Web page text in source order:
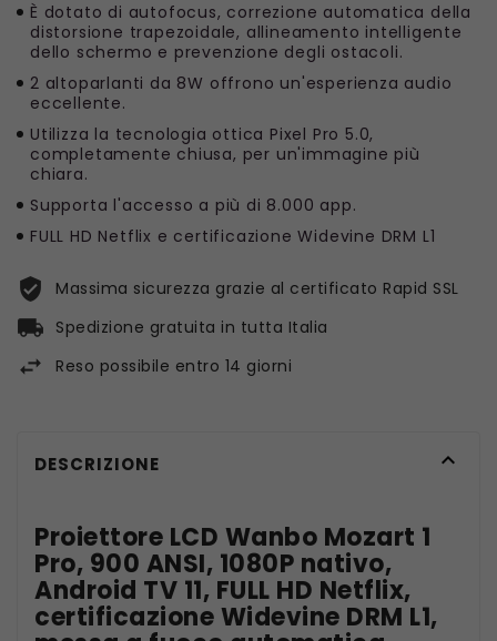
È dotato di autofocus, correzione automatica della
distorsione trapezoidale, allineamento intelligente
dello schermo e prevenzione degli ostacoli.
2 altoparlanti da 8W offrono un'esperienza audio
eccellente.
Utilizza la tecnologia ottica Pixel Pro 5.0,
completamente chiusa, per un'immagine più
chiara.
Supporta l'accesso a più di 8.000 app.
FULL HD Netflix e certificazione Widevine DRM L1
Massima sicurezza grazie al certificato Rapid SSL
Spedizione gratuita in tutta Italia
Reso possibile entro 14 giorni
DESCRIZIONE 
Proiettore LCD Wanbo Mozart 1
Pro, 900 ANSI, 1080P nativo,
Android TV 11, FULL HD Netflix,
certificazione Widevine DRM L1,